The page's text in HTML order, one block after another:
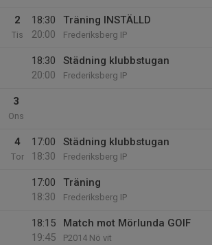
2
Tis
18:30
20:00
Träning INSTÄLLD
Frederiksberg IP
18:30
20:00
Städning klubbstugan
Frederiksberg IP
3
Ons
4
Tor
17:00
18:30
Städning klubbstugan
Frederiksberg IP
17:00
18:30
Träning
Frederiksberg IP
18:15
19:45
Match mot Mörlunda GOIF
P2014 Nö vit